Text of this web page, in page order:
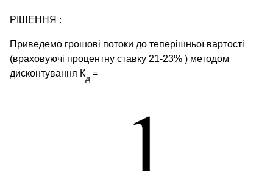
РІШЕННЯ :
Приведемо грошові потоки до теперішньої вартості
(враховуючі процентну ставку 21-23% ) методом
дисконтування Кд =